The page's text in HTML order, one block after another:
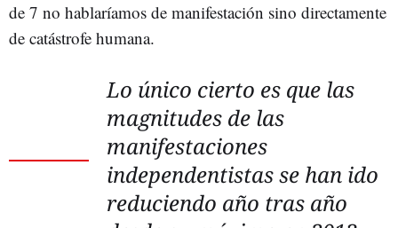
de 7 no hablaríamos de manifestación sino directamente
de catástrofe humana.
Lo único cierto es que las
magnitudes de las
manifestaciones
independentistas se han ido
reduciendo año tras año